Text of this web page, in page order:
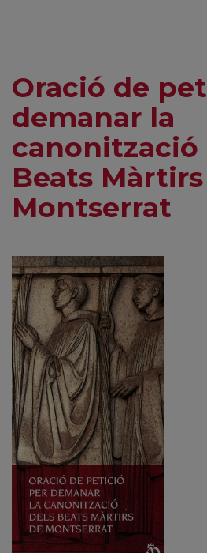
Oració de
demanar la
canonització
Beats
Montserrat